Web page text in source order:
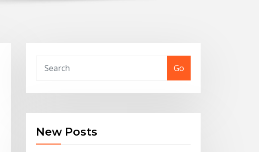
Go
New Posts